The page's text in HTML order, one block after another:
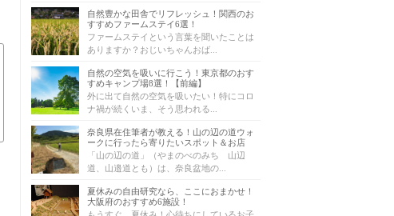
自然豊かな田舎でリフレッシュ！関西のお
すすめファームステイ6選！
ファームステイという言葉を聞いたことは
ありますか？おじいちゃんおば...
自然の空気を吸いに行こう！東京都のおす
すめキャンプ場8選！【前編】
外に出て自然の空気を吸いたい！特にコロ
ナ禍が続くいま、そう思われる...
奈良県在住筆者が教える！山の辺の道ウォ
ークに行ったら寄りたいスポット＆お店
「山の辺の道」（やまのべのみち 山辺
道、山邉道とも）は、奈良盆地の...
夏休みの自由研究なら、ここにおまかせ！
大阪府のおすすめ6施設！